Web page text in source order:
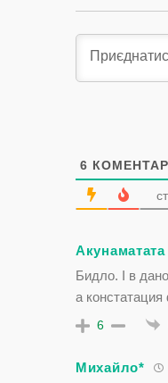
6
Акунаматата
Бидло. І в
а констатация
6
Михайло*